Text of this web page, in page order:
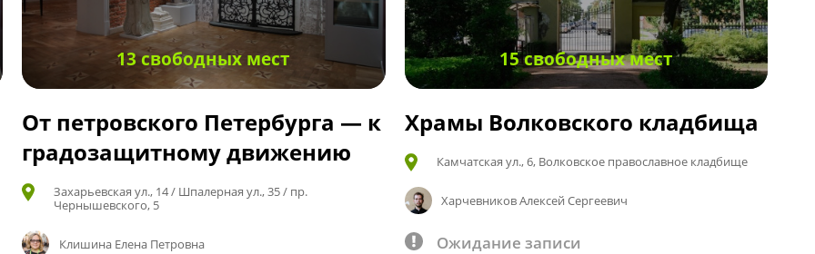
13 свободных мест
От петровского Петербурга — к
градозащитному движению
Захарьевская ул., 14 / Шпалерная ул., 35 / пр.
Чернышевского, 5
Клишина Елена Петровна
15 свободных мест
Храмы Волковского кладбища
Камчатская ул., 6, Волковское православное кладбище
Харчевников Алексей Сергеевич
Ожидание записи